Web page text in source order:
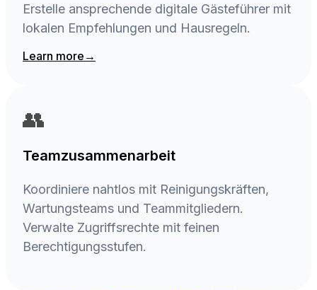
Erstelle ansprechende digitale Gästeführer mit
lokalen Empfehlungen und Hausregeln.
Learn more →
👥
Teamzusammenarbeit
Koordiniere nahtlos mit Reinigungskräften,
Wartungsteams und Teammitgliedern.
Verwalte Zugriffsrechte mit feinen
Berechtigungsstufen.